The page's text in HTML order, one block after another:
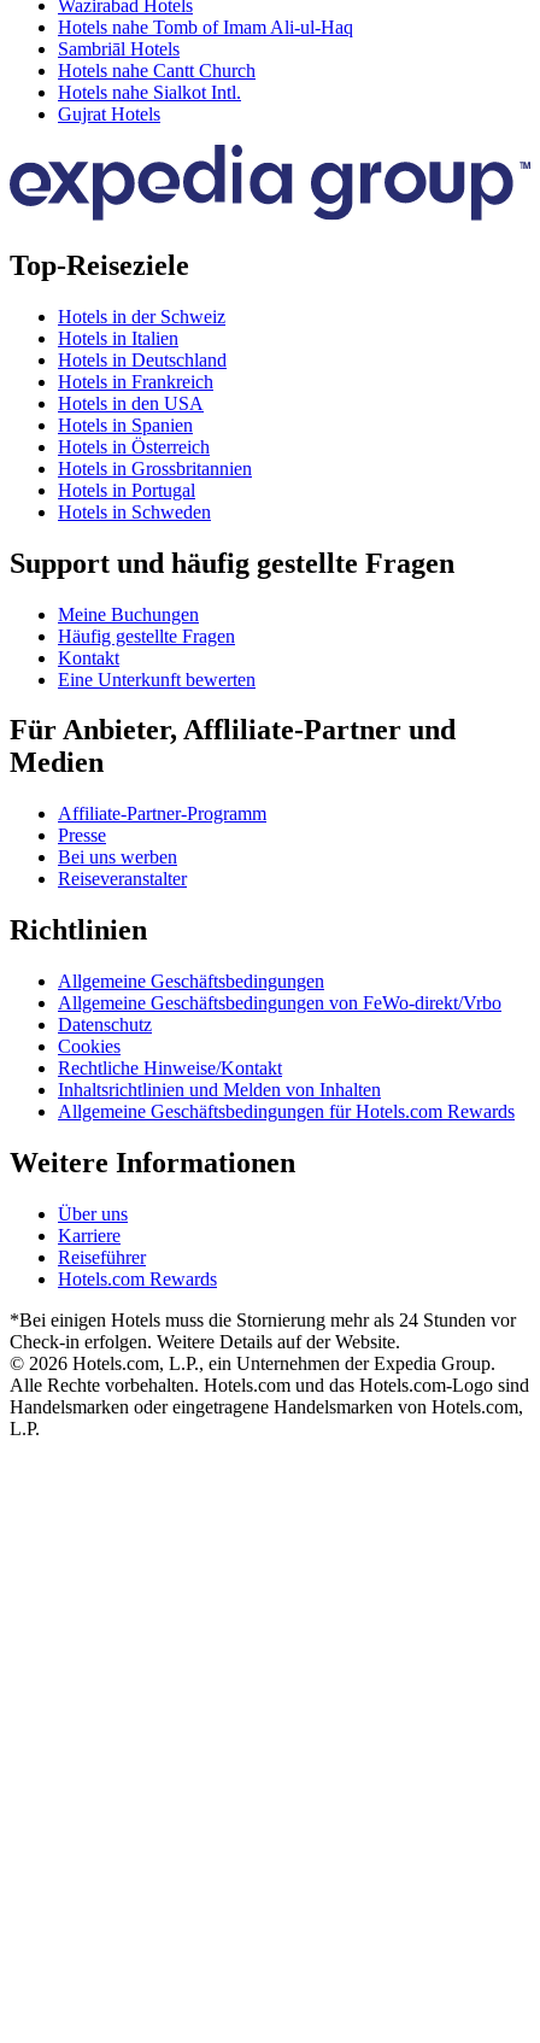
Wazirabad Hotels
Hotels nahe Tomb of Imam Ali-ul-Haq
Sambriāl Hotels
Hotels nahe Cantt Church
Hotels nahe Sialkot Intl.
Gujrat Hotels
Top-Reiseziele
Hotels in der Schweiz
Hotels in Italien
Hotels in Deutschland
Hotels in Frankreich
Hotels in den USA
Hotels in Spanien
Hotels in Österreich
Hotels in Grossbritannien
Hotels in Portugal
Hotels in Schweden
Support und häufig gestellte Fragen
Meine Buchungen
Häufig gestellte Fragen
Kontakt
Eine Unterkunft bewerten
Für Anbieter, Affliliate-Partner und
Medien
Affiliate-Partner-Programm
Presse
Bei uns werben
Reiseveranstalter
Richtlinien
Allgemeine Geschäftsbedingungen
Allgemeine Geschäftsbedingungen von FeWo-direkt/Vrbo
Datenschutz
Cookies
Rechtliche Hinweise/Kontakt
Inhaltsrichtlinien und Melden von Inhalten
Allgemeine Geschäftsbedingungen für Hotels.com Rewards
Weitere Informationen
Über uns
Karriere
Reiseführer
Hotels.com Rewards
*Bei einigen Hotels muss die Stornierung mehr als 24 Stunden vor
Check-in erfolgen. Weitere Details auf der Website.
© 2026 Hotels.com, L.P., ein Unternehmen der Expedia Group.
Alle Rechte vorbehalten. Hotels.com und das Hotels.com-Logo sind
Handelsmarken oder eingetragene Handelsmarken von Hotels.com,
L.P.